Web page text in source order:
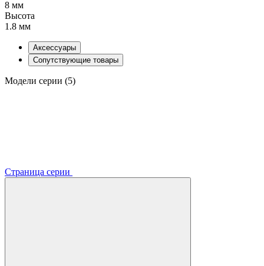
8 мм
Высота
1.8 мм
Аксессуары
Сопутствующие товары
Модели серии (5)
Страница серии